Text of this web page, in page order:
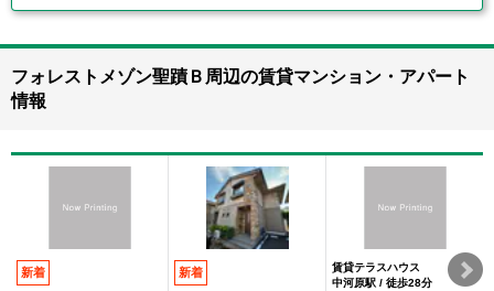
フォレストメゾン聖蹟Ｂ周辺の賃貸マンション・アパート
情報
新着 新着
賃貸テラスハウス
中河原駅 / 徒歩28分